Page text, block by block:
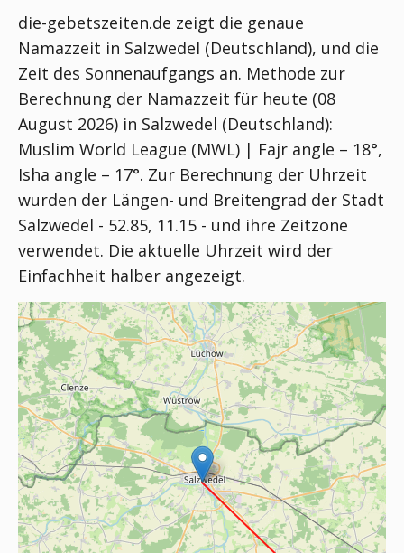
die-gebetszeiten.de zeigt die genaue
Namazzeit in Salzwedel (Deutschland), und die
Zeit des Sonnenaufgangs an. Methode zur
Berechnung der Namazzeit für heute (08
August 2026) in Salzwedel (Deutschland):
Muslim World League (MWL) | Fajr angle – 18°,
Isha angle – 17°. Zur Berechnung der Uhrzeit
wurden der Längen- und Breitengrad der Stadt
Salzwedel - 52.85, 11.15 - und ihre Zeitzone
verwendet. Die aktuelle Uhrzeit wird der
Einfachheit halber angezeigt.